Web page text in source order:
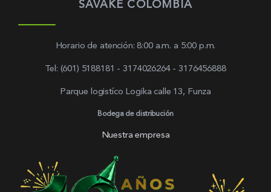
SAVAKE COLOMBIA
Horario de atención: 8:00 a.m. a 5:00 p.m.
Tel: (601) 5188181 - 3174026264 - 3176456888
Parque logistíco Logika calle 13, Funza
Bodega de distribución
Nuestra empresa